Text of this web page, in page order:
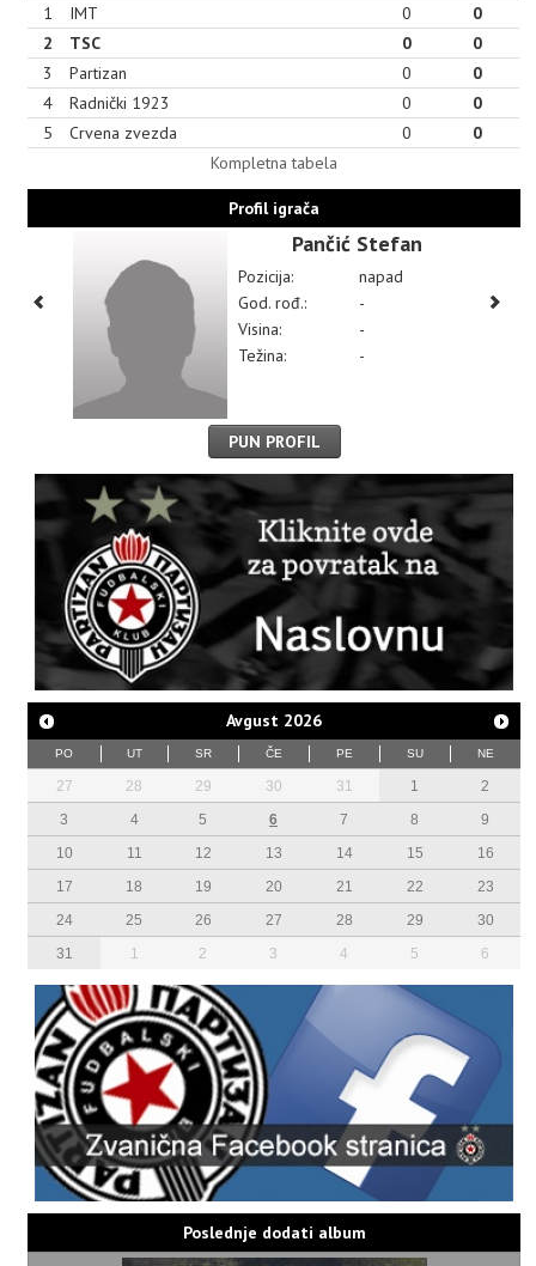
1 IMT 0
0
2
TSC 0
0
3
Partizan 0
0
4
Radnički 1923 0
0
5
Crvena zvezda 0
0
Kompletna tabela
Profil igrača
Pančić Stefan
Pozicija:
napad
God. rođ.:
-
Visina:
-
Težina:
-
PUN PROFIL
Avgust 2026
PO UT SR ČE PE SU NE
27 28 29 30 31 1
2
3
4 5 6 7 8
9
10
11 12 13 14 15
16
17
18 19 20 21 22
23
24
25 26 27 28 29
30
31
1 2 3 4 5 6
Poslednje dodati album